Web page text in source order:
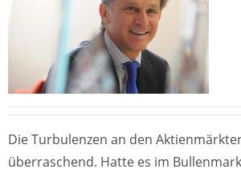
Die Turbulenzen an den
überraschend. Hatte es im